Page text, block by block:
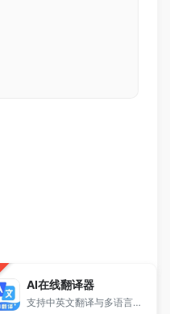
AI在线翻译器
支持中英文翻译与多语言互译，提供快速准确的翻译结果。